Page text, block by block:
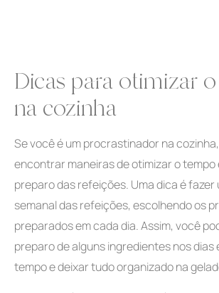
Dicas para otimizar
na cozinha
Se você é um procrastinador na
encontrar maneiras de otimizar o tempo
preparo das refeições. Uma dica é
semanal das refeições, escolhendo os
preparados em cada dia. Assim, você
preparo de alguns ingredientes nos dias
tempo e deixar tudo organizado na